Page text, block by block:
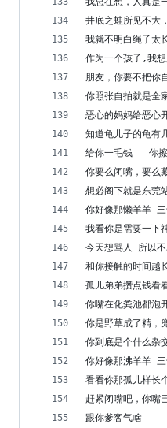
井底之蛙所见不大
我就不明白绳子太
作为一个孩子,我
朋友，你要不把你
你照张自拍就是全
恶心的妈妈给恶心
知道龟儿子的龟有
给你一毛钱   你擦
你要么闭嘴，要么
想必阁下就是东莞
你好像那懒羊羊
我看你是需要一下
今天想骂人 所以
和你接触的时间越
孤儿弟弟攒点钱看
你嘴在化粪池都泡
你是野草成了精，
你到底是个什么杂
你好像那沸羊羊
看看你那孤儿样长
赶紧闭嘴吧，你嘴
跟你爹客气啥